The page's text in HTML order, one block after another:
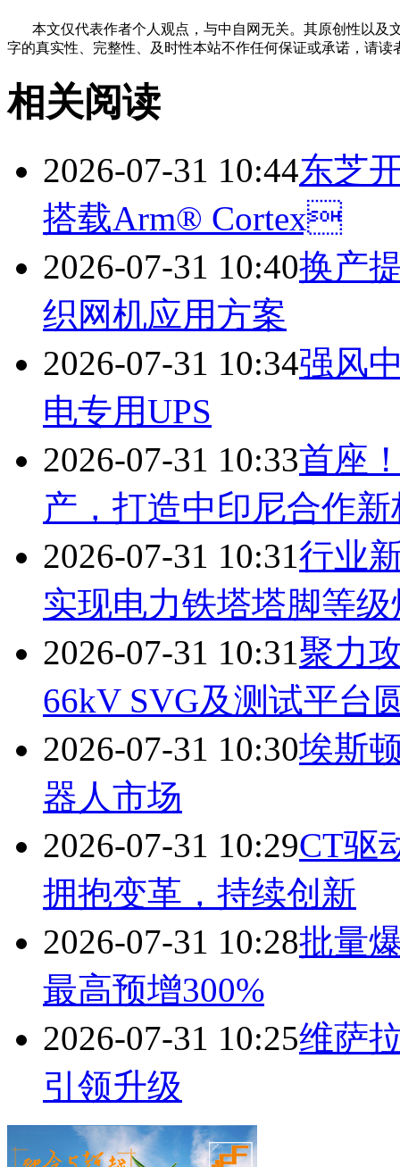
本文仅代表作者个人观点，与中自网无关。其原创性以及
字的真实性、完整性、及时性本站不作任何保证或承诺，请
相关阅读
2026-07-31 10:44东芝
搭载Arm® Cortex
2026-07-31 10:40换产
织网机应用方案
2026-07-31 10:34强风
电专用UPS
2026-07-31 10:33首座
产，打造中印尼合作
2026-07-31 10:31行业
实现电力铁塔塔脚等级
2026-07-31 10:31聚力
66kV SVG及测试平台
2026-07-31 10:30埃斯
器人市场
2026-07-31 10:29CT驱
拥抱变革，持续创新
2026-07-31 10:28批量
最高预增300%
2026-07-31 10:25维萨
引领升级